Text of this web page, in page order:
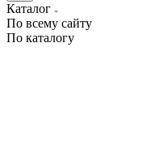
Каталог
По всему сайту
По каталогу